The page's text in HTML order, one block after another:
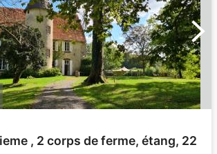
, 2 corps de ferme, étang, 22